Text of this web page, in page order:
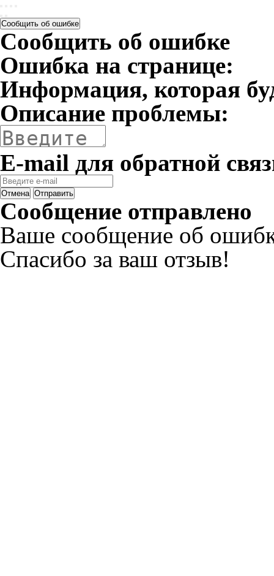
Сообщить об ошибке
Сообщить об ошибке
Ошибка на странице:
Информация, которая
Описание проблемы:
E-mail для обратной
Отмена Отправить
Сообщение отправлено
Ваше сообщение об
Спасибо за ваш отзыв!